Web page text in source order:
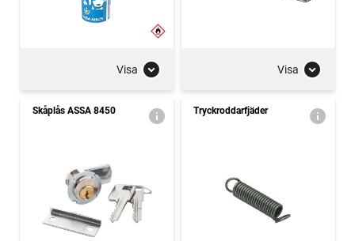
Visa Visa
Skåplås ASSA 8450 Tryckroddarfjäder